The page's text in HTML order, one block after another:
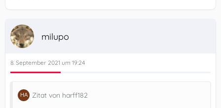
milupo
8. September 2021 um 19:24
Zitat von harff182